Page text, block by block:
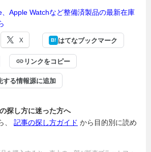
Apple Watchなど整備済製品の最新在庫
X B! はてなブックマーク
リンクをコピー
る情報源に追加
探し方に迷った方へ
、 記事の探し方ガイド から目的別に読め